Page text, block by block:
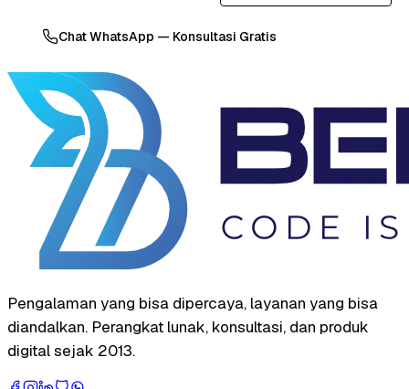
Chat WhatsApp — Konsultasi Gratis
Pengalaman yang bisa dipercaya, layanan yang bisa
diandalkan. Perangkat lunak, konsultasi, dan produk
digital sejak 2013.